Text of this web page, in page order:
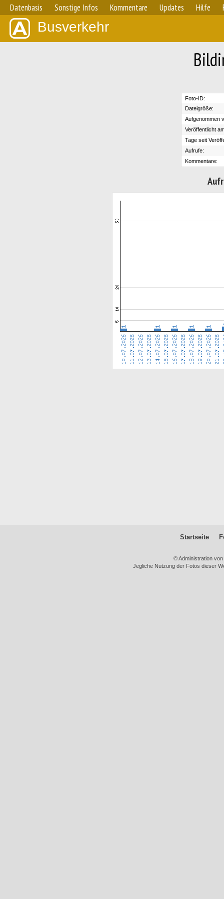
Datenbasis Sonstige Infos Kommentare Updates Hilfe
Busverkehr
Foto-ID:
Dateigröße:
Aufgenommen
Veröffentlicht
Tage seit
Aufrufe:
Kommentare:
Startseite
© Administration
Jegliche Nutzung der Fotos dieser